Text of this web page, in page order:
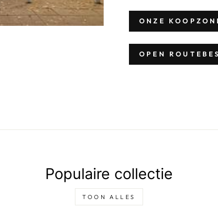
ONZE
OPEN
Populaire collectie
TOON ALLES